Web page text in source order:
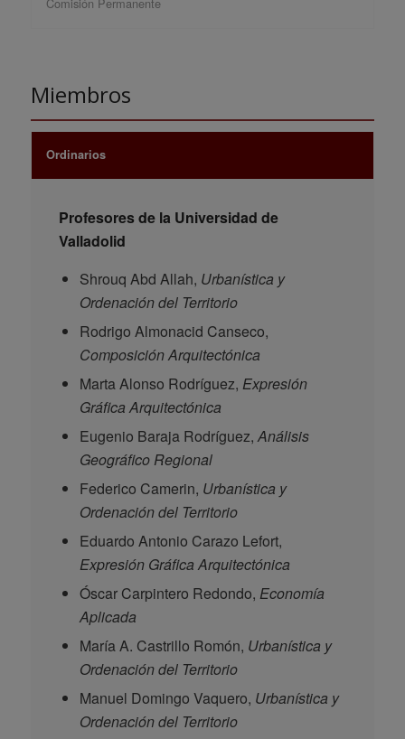
Miembros
Ordinarios
Profesores de la Universidad de
Valladolid
Shrouq Abd Allah, Urbanística y
Ordenación del Territorio
Rodrigo Almonacid Canseco,
Composición Arquitectónica
Marta Alonso Rodríguez, Expresión
Gráfica Arquitectónica
Eugenio Baraja Rodríguez,Análisis
Geográfico Regional
Federico Camerin, Urbanística y
Ordenación del Territorio
Eduardo Antonio Carazo Lefort,
Expresión Gráfica Arquitectónica
Óscar Carpintero Redondo, Economía
Aplicada
María A. Castrillo Romón, Urbanística y
Ordenación del Territorio
Manuel Domingo Vaquero, Urbanística y
Ordenación del Territorio